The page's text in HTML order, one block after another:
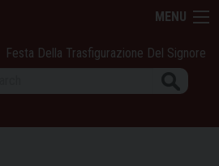
MENU
Festa Della Trasfigurazione Del Signore